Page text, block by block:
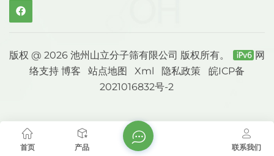
版权 @ 2026 池州山立分子筛有限公司 版权所有。
网
络支持 博客 站点地图 Xml 隐私政策
皖ICP备
2021016832号-2
首页 产品 联系我们